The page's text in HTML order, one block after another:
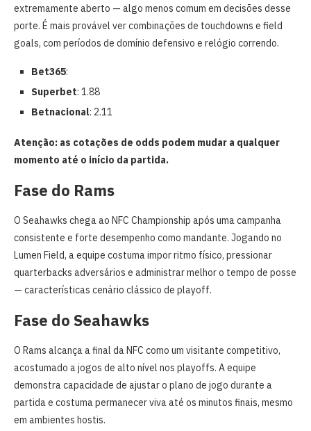
extremamente aberto — algo menos comum em decisões desse
porte. É mais provável ver combinações de touchdowns e field
goals, com períodos de domínio defensivo e relógio correndo.
Bet365:
Superbet: 1.88
Betnacional: 2.11
Atenção: as cotações de odds podem mudar a qualquer
momento até o início da partida.
Fase do Rams
O Seahawks chega ao NFC Championship após uma campanha
consistente e forte desempenho como mandante. Jogando no
Lumen Field, a equipe costuma impor ritmo físico, pressionar
quarterbacks adversários e administrar melhor o tempo de posse
— características cenário clássico de playoff.
Fase do Seahawks
O Rams alcança a final da NFC como um visitante competitivo,
acostumado a jogos de alto nível nos playoffs. A equipe
demonstra capacidade de ajustar o plano de jogo durante a
partida e costuma permanecer viva até os minutos finais, mesmo
em ambientes hostis.